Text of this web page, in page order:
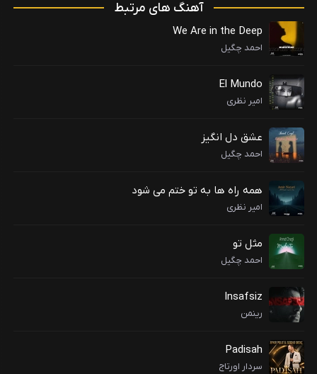
آهنگ های مرتبط
We Are in the Deep
احمد چگیل
El Mundo
امیر نظری
عشق دل انگیز
احمد چگیل
همه راه ها به تو ختم می شود
امیر نظری
مثل تو
احمد چگیل
Insafsiz
رینمن
Padisah
سردار اورتاج